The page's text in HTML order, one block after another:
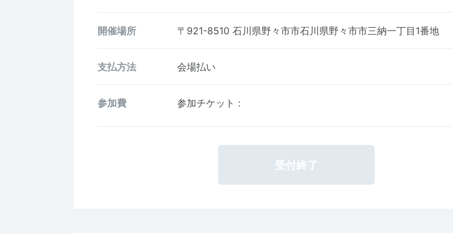
開催場所 〒921-8510 石川県野々市市石川県野々市市三納一丁目1番地
支払方法 会場払い
参加費 参加チケット :
受付終了